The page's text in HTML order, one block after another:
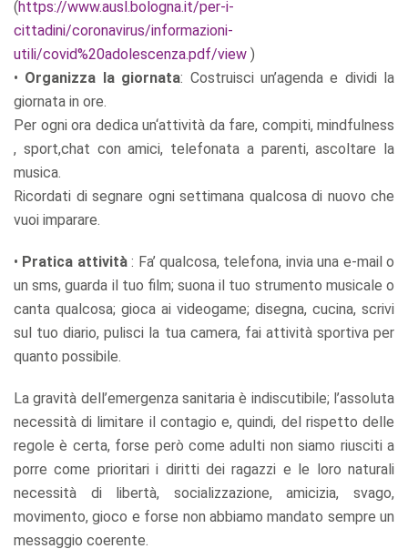
(https://www.ausl.bologna.it/per-i-
cittadini/coronavirus/informazioni-
utili/covid%20adolescenza.pdf/view )
• Organizza la giornata: Costruisci un’agenda e dividi la
giornata in ore.
Per ogni ora dedica un‘attività da fare, compiti, mindfulness
, sport,chat con amici, telefonata a parenti, ascoltare la
musica.
Ricordati di segnare ogni settimana qualcosa di nuovo che
vuoi imparare.
• Pratica attività: Fa’ qualcosa, telefona, invia una e-mail o
un sms, guarda il tuo film; suona il tuo strumento musicale o
canta qualcosa; gioca ai videogame; disegna, cucina, scrivi
sul tuo diario, pulisci la tua camera, fai attività sportiva per
quanto possibile.
La gravità dell’emergenza sanitaria è indiscutibile; l’assoluta
necessità di limitare il contagio e, quindi, del rispetto delle
regole è certa, forse però come adulti non siamo riusciti a
porre come prioritari i diritti dei ragazzi e le loro naturali
necessità di libertà, socializzazione, amicizia, svago,
movimento, gioco e forse non abbiamo mandato sempre un
messaggio coerente.